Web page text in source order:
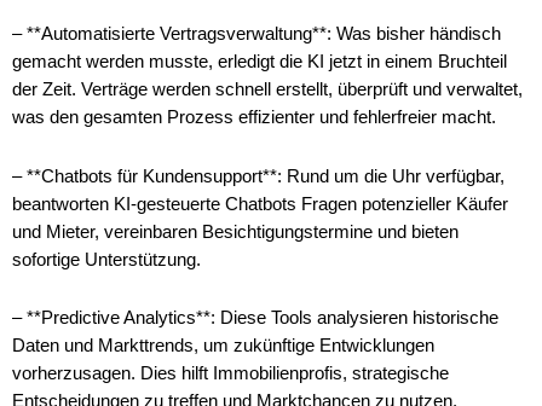
– **Automatisierte Vertragsverwaltung**: Was bisher händisch
gemacht werden musste, erledigt die KI jetzt in einem Bruchteil
der Zeit. Verträge werden schnell erstellt, überprüft und verwaltet,
was den gesamten Prozess effizienter und fehlerfreier macht.
– **Chatbots für Kundensupport**: Rund um die Uhr verfügbar,
beantworten KI-gesteuerte Chatbots Fragen potenzieller Käufer
und Mieter, vereinbaren Besichtigungstermine und bieten
sofortige Unterstützung.
– **Predictive Analytics**: Diese Tools analysieren historische
Daten und Markttrends, um zukünftige Entwicklungen
vorherzusagen. Dies hilft Immobilienprofis, strategische
Entscheidungen zu treffen und Marktchancen zu nutzen.